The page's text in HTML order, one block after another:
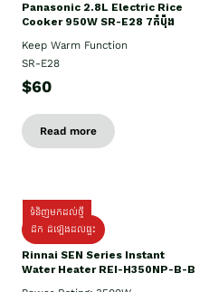
Panasonic 2.8L Electric Rice
Cooker 950W SR-E28 7កំប៉ុង
Keep Warm Function
SR-E28
$60
Read more
ទំនិញមកដល់ថ្មី
ដឹក ដំឡើងដល់ផ្ទះ
Rinnai SEN Series Instant
Water Heater REI-H350NP-B-B